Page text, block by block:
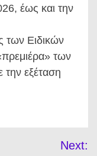
έως και την
των Ειδικών
των
την εξέταση
Next: